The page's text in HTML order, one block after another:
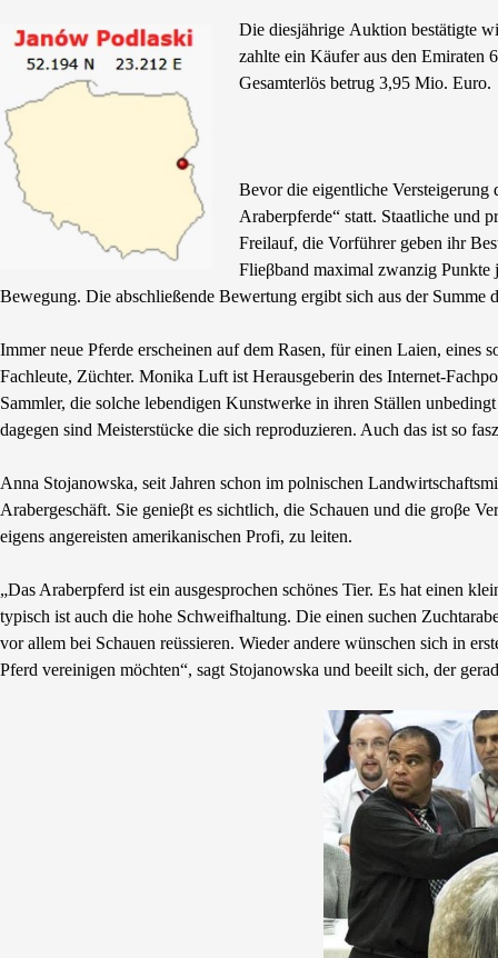
Die diesjährige Auktion bestätigte
zahlte ein Käufer aus den Emiraten
Gesamterlös betrug 3,95 Mio. Euro.
Bevor die eigentliche
Araberpferde“ statt. Staatliche und
Freilauf, die Vorführer geben ihr
Flieβband maximal zwanzig
Bewegung. Die abschließende Bewertung ergibt sich aus der Summe
Immer neue Pferde erscheinen auf dem Rasen, für einen Laien, eines
Fachleute, Züchter. Monika Luft ist Herausgeberin des Internet-
Sammler, die solche lebendigen Kunstwerke in ihren Ställen
dagegen sind Meisterstücke die sich reproduzieren. Auch das ist so
Anna Stojanowska, seit Jahren schon im polnischen
Arabergeschäft. Sie genieβt es sichtlich, die Schauen und die groβe
eigens angereisten amerikanischen Profi, zu leiten.
„Das Araberpferd ist ein ausgesprochen schönes Tier. Es hat einen
typisch ist auch die hohe Schweifhaltung. Die einen suchen
vor allem bei Schauen reüssieren. Wieder andere wünschen sich in
Pferd vereinigen möchten“, sagt Stojanowska und beeilt sich, der